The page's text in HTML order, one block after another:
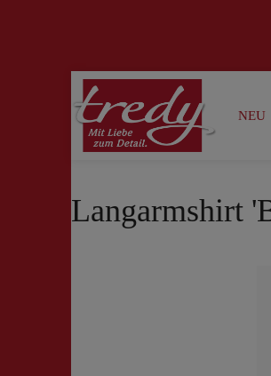
Zur Suche springen Zur Hauptnavigation
NEU
Langarmshirt